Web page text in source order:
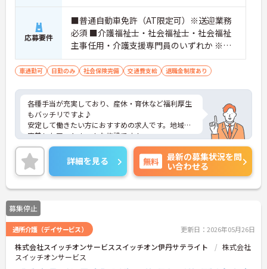
応募要件
■普通自動車免許（AT限定可）※送迎業務
必須 ■介護福祉士・社会福祉士・社会福祉
主事任用・介護支援専門員のいずれか ※非
常勤の方は週1日以上勤務できる方
車通勤可 日勤のみ 社会保険完備 交通費支給 退職金制度あり
各種手当が充実しており、産休・育休など福利厚生
もバッチリですよ♪
安定して働きたい方におすすめの求人です。地域に
密着したアットホームな施設です！
アットホームで居心地の良い職場なのですぐに馴染
めますよ♪
ご興味をお持ちの方はまずマイナビまでお問い合わ
せください！
詳細を見る 無料
最新の募集状況を問
い合わせる
募集停止
通所介護（デイサービス） 更新日：2026年05月26日
株式会社スイッチオンサービススイッチオン伊丹サテライト
株式会社
スイッチオンサービス